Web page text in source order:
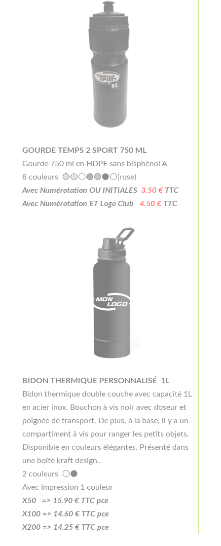
GOURDE TEMPS 2 SPORT 750 ML
Gourde 750 ml en HDPE sans bisphénol A
8 couleurs 🔴🟡⚪🔵🟢⚫⚪(rose)
Avec Numérotation OU INITIALES 3.50 €TTC
Avec Numérotation ET Logo Club 4.50 €TTC
BIDON THERMIQUE PERSONNALISÉ 1L
Bidon thermique double couche avec capacité 1L
en acier inox. Bouchon à vis noir avec doseur et
poignée de transport. De plus, à la base, il y a un
compartiment à vis pour ranger les petits objets.
Disponible en couleurs élégantes. Présenté dans
une boîte kraft design..
2 couleurs ⚪⚫
Avec Impression 1 couleur
X50 => 15.90 € TTC pce
X100 => 14.60 € TTC pce
X200 => 14.25 € TTC pce